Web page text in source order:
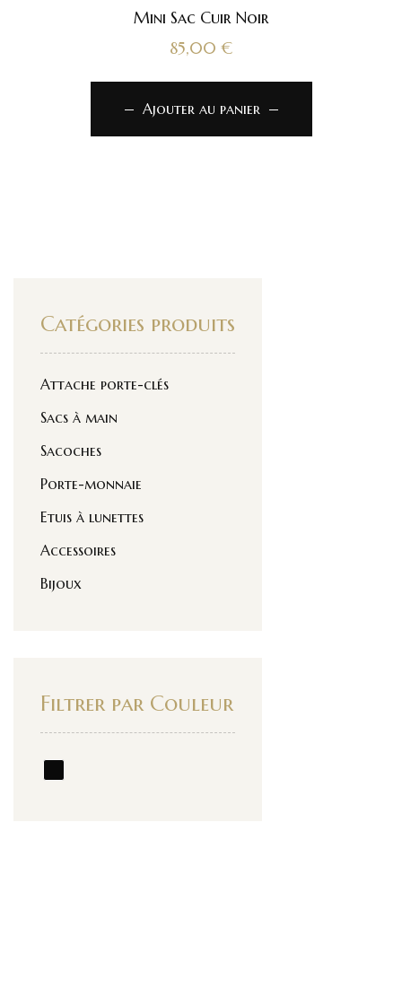
Mini Sac Cuir Noir
85,00 €
Ajouter au panier
Catégories produits
Attache porte-clés
Sacs à main
Sacoches
Porte-monnaie
Etuis à lunettes
Accessoires
Bijoux
Filtrer par Couleur